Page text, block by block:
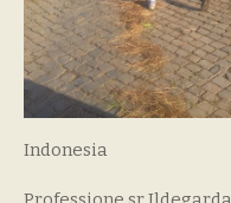
Indonesia